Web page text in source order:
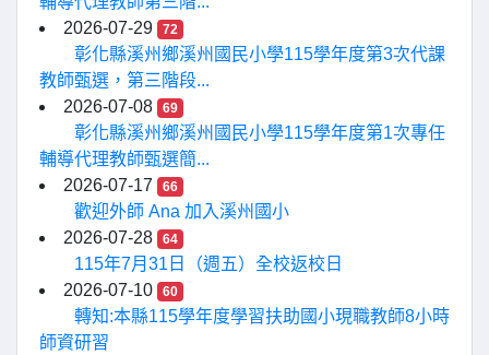
2026-07-29
72
彰化縣溪州鄉溪州國民小學115學年度第3次代課
教師甄選，第三階段...
2026-07-08
69
彰化縣溪州鄉溪州國民小學115學年度第1次專任
輔導代理教師甄選簡...
2026-07-17
66
歡迎外師 Ana 加入溪州國小
2026-07-28
64
115年7月31日（週五）全校返校日
2026-07-10
60
轉知:本縣115學年度學習扶助國小現職教師8小時
師資研習